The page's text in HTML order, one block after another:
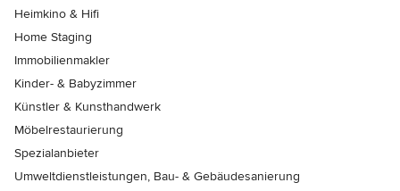
Heimkino & Hifi
Home Staging
Immobilienmakler
Kinder- & Babyzimmer
Künstler & Kunsthandwerk
Möbelrestaurierung
Spezialanbieter
Umweltdienstleistungen, Bau- & Gebäudesanierung